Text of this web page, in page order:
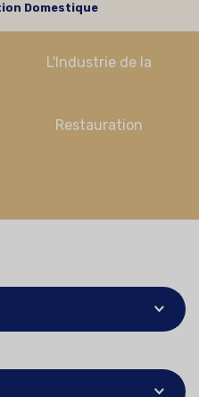
Domestique
L'Industrie de la
Restauration